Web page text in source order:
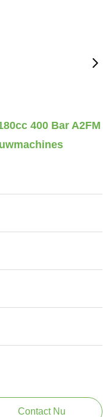
400 Bar A2FM
Contact Nu